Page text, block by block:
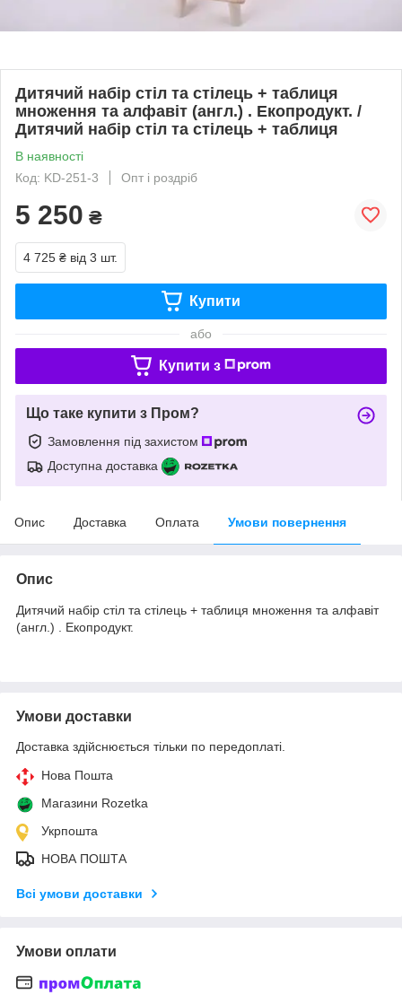
Дитячий набір стіл та стілець + таблиця
множення та алфавіт (англ.) . Екопродукт. /
Дитячий набір стіл та стілець + таблиця
В наявності
Код: KD-251-3
Опт і роздріб
5 250 ₴
4 725 ₴ від 3 шт.
Купити
або
Купити з
Що таке купити з Пром?
Замовлення під захистом
Доступна доставка
Опис Доставка Оплата Умови повернення
Опис
Дитячий набір стіл та стілець + таблиця множення та алфавіт
(англ.) . Екопродукт.
Умови доставки
Доставка здійснюється тільки по передоплаті.
Нова Пошта
Магазини Rozetka
Укрпошта
НОВА ПОШТА
Всі умови доставки
Умови оплати